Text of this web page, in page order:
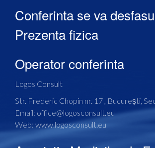
Conferinta se va
Prezenta fizica
Operator conferinta
Logos Consult
Str. Frederic Chopin nr. 17 , București,
Email: office@logosconsult.eu
Web: www.logosconsult.eu